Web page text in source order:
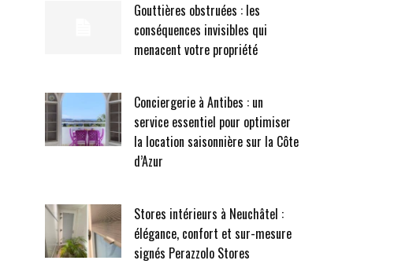
Gouttières obstruées : les
conséquences invisibles qui
menacent votre propriété
Conciergerie à Antibes : un
service essentiel pour optimiser
la location saisonnière sur la Côte
d’Azur
Stores intérieurs à Neuchâtel :
élégance, confort et sur-mesure
signés Perazzolo Stores